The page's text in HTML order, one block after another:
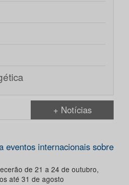
+ Notícias
eventos internacionais sobre
de 21 a 24 de outubro,
até 31 de agosto